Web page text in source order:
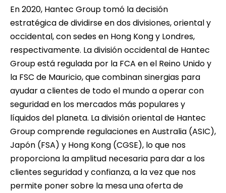
En 2020, Hantec Group tomó la decisión
estratégica de dividirse en dos divisiones, oriental y
occidental, con sedes en Hong Kong y Londres,
respectivamente. La división occidental de Hantec
Group está regulada por la FCA en el Reino Unido y
la FSC de Mauricio, que combinan sinergias para
ayudar a clientes de todo el mundo a operar con
seguridad en los mercados más populares y
líquidos del planeta. La división oriental de Hantec
Group comprende regulaciones en Australia (ASIC),
Japón (FSA) y Hong Kong (CGSE), lo que nos
proporciona la amplitud necesaria para dar a los
clientes seguridad y confianza, a la vez que nos
permite poner sobre la mesa una oferta de